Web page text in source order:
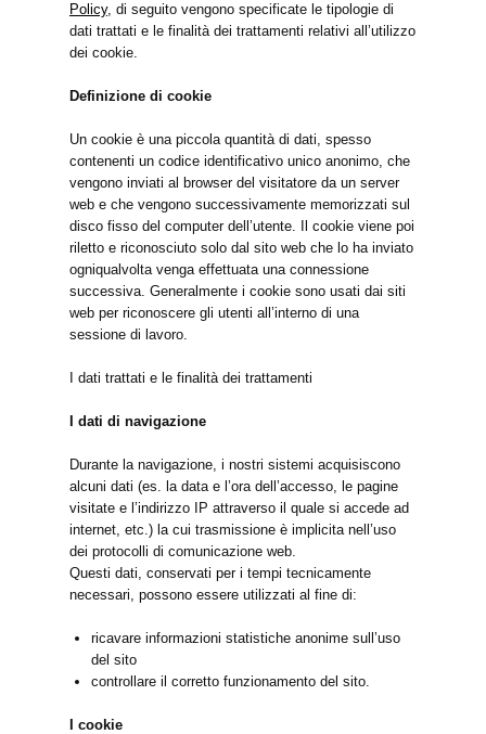
Policy, di seguito vengono specificate le tipologie di
dati trattati e le finalità dei trattamenti relativi all’utilizzo
dei cookie.
Definizione di cookie
Un cookie è una piccola quantità di dati, spesso
contenenti un codice identificativo unico anonimo, che
vengono inviati al browser del visitatore da un server
web e che vengono successivamente memorizzati sul
disco fisso del computer dell’utente. Il cookie viene poi
riletto e riconosciuto solo dal sito web che lo ha inviato
ogniqualvolta venga effettuata una connessione
successiva. Generalmente i cookie sono usati dai siti
web per riconoscere gli utenti all’interno di una
sessione di lavoro.
I dati trattati e le finalità dei trattamenti
I dati di navigazione
Durante la navigazione, i nostri sistemi acquisiscono
alcuni dati (es. la data e l’ora dell’accesso, le pagine
visitate e l’indirizzo IP attraverso il quale si accede ad
internet, etc.) la cui trasmissione è implicita nell’uso
dei protocolli di comunicazione web.
Questi dati, conservati per i tempi tecnicamente
necessari, possono essere utilizzati al fine di:
ricavare informazioni statistiche anonime sull’uso
del sito
controllare il corretto funzionamento del sito.
I cookie